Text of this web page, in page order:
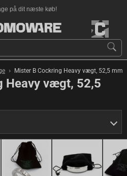
på dit næste køb!
› Mister B Cockring Heavy vægt, 52,5 mm
Heavy vægt, 52,5